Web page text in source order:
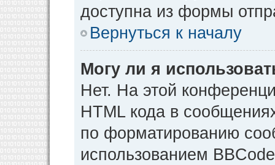
доступна из формы
Вернуться к началу
Могу ли я
Нет. На этой
HTML кода в
по форматированию
использованием